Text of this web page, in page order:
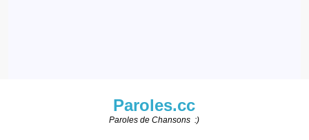
Paroles.cc
Paroles de Chansons :)